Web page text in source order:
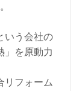
いう会社の
」を原動力
リフォーム